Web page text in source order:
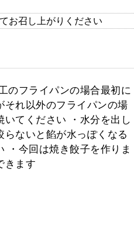
お召し上がりください
のフライパンの場合最初に
れ以外のフライパンの場
てください ・水分を出し
ないと餡が水っぽくなる
・今回は焼き餃子を作りま
きます